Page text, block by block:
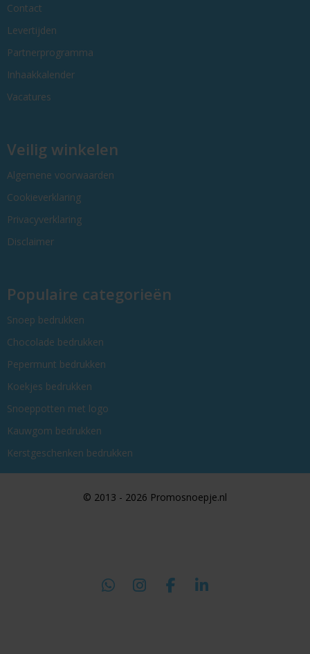
Contact
Levertijden
Partnerprogramma
Inhaakkalender
Vacatures
Veilig winkelen
Algemene voorwaarden
Cookieverklaring
Privacyverklaring
Disclaimer
Populaire categorieën
Snoep bedrukken
Chocolade bedrukken
Pepermunt bedrukken
Koekjes bedrukken
Snoeppotten met logo
Kauwgom bedrukken
Kerstgeschenken bedrukken
© 2013 - 2026 Promosnoepje.nl